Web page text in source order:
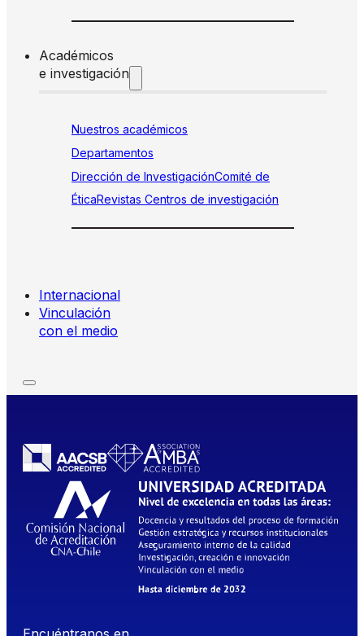
Académicos
e investigación
Nuestros académicos
Departamentos
Dirección de InvestigaciónComité de
ÉticaRevistas Centros de investigación
Internacional
Vinculación
con el medio